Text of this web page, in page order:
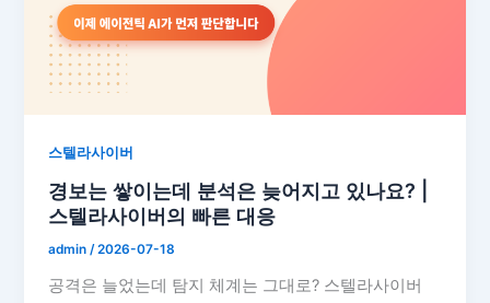
스텔라사이버
경보는 쌓이는데 분석은 늦어지고 있나요? |
스텔라사이버의 빠른 대응
admin /2026-07-18
공격은 늘었는데 탐지 체계는 그대로? 스텔라사이버